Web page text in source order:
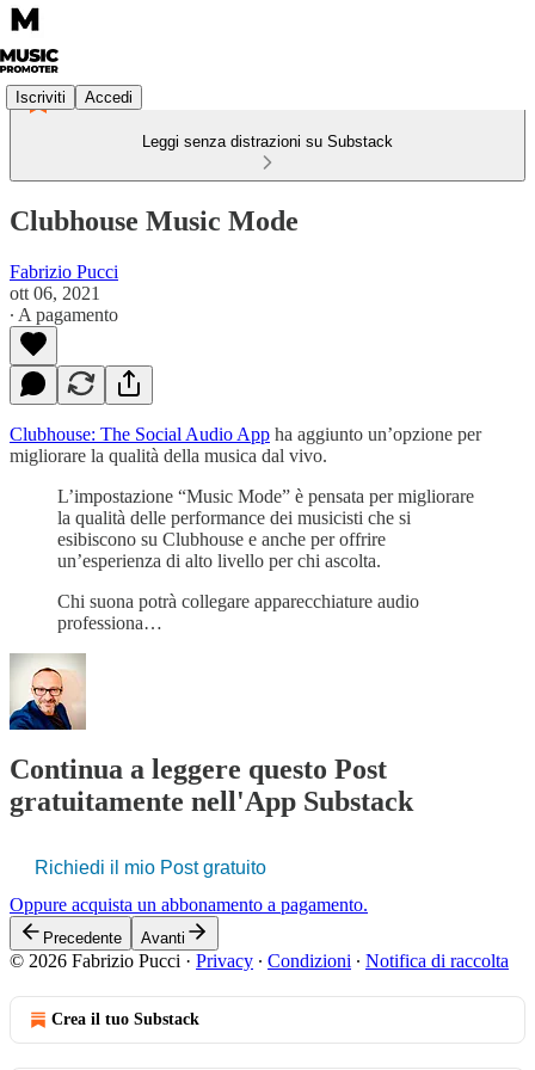
Iscriviti Accedi
Leggi senza distrazioni su Substack
Clubhouse Music Mode
Fabrizio Pucci
ott 06, 2021
∙ A pagamento
Clubhouse: The Social Audio App ha aggiunto un’opzione per
migliorare la qualità della musica dal vivo.
L’impostazione “Music Mode” è pensata per migliorare
la qualità delle performance dei musicisti che si
esibiscono su Clubhouse e anche per offrire
un’esperienza di alto livello per chi ascolta.
Chi suona potrà collegare apparecchiature audio
professiona…
Continua a leggere questo Post
gratuitamente nell'App Substack
Richiedi il mio Post gratuito
Oppure acquista un abbonamento a pagamento.
Precedente Avanti
© 2026 Fabrizio Pucci · Privacy ∙ Condizioni ∙ Notifica di raccolta
Crea il tuo Substack